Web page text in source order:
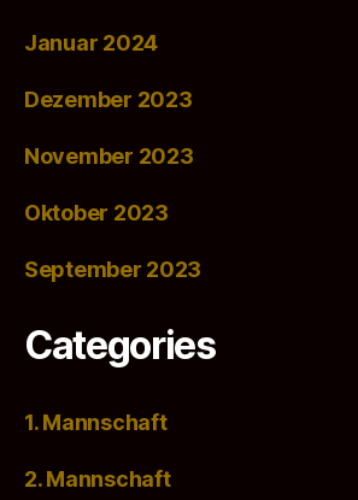
Januar 2024
Dezember 2023
November 2023
Oktober 2023
September 2023
Categories
1. Mannschaft
2. Mannschaft